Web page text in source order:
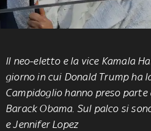
Il neo-eletto e la vice Kamala
giorno in cui Donald Trump ha
Campidoglio hanno preso parte
Barack Obama. Sul palco si
e Jennifer Lopez